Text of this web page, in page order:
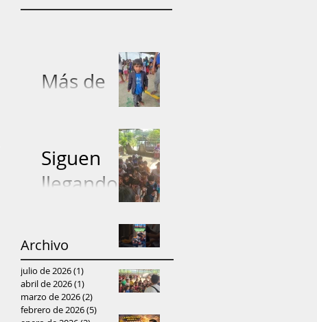
Más de
entregadas
: Proyecto
"Dona con
Amor"
lleva ayuda
y
esperanza
Siguen
llegando
donacione
s de ropa
Fundación
lleva ayuda
y
Niños
Archivo
julio de 2026(1) 1 entrada
abril de 2026(1) 1 entrada
marzo de 2026(2) 2 entradas
febrero de 2026(5)